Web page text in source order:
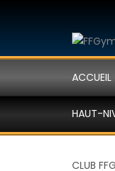
ACCUEIL
HAUT-
CLUB FFG